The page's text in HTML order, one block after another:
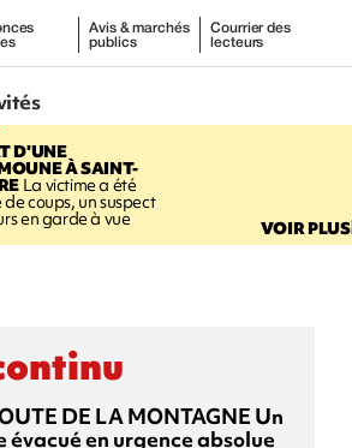
Avis & marchés
publics
Courrier des
lecteurs
D'UNE
À SAINT-
La victime a été
de coups, un suspect
en garde à vue VOIR PLUS
DE LA MONTAGNE Un
évacué en urgence absolue